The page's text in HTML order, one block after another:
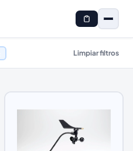
Limpiar filtros